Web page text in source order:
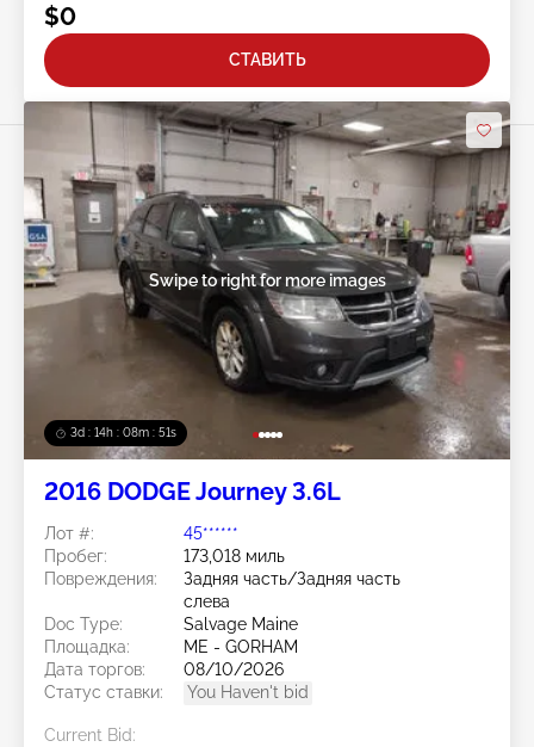
$0
СТАВИТЬ
3d : 14h : 08m : 48s
Swipe to right for more images
2016 DODGE Journey 3.6L
Лот #:
45******
Пробег:
173,018 миль
Повреждения:
Задняя часть/Задняя часть
слева
Doc Type:
Salvage Maine
Площадка:
ME - GORHAM
Дата торгов:
08/10/2026
Статус ставки:
You Haven't bid
Current Bid: